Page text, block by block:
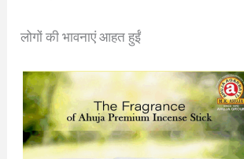
लोगों की भावनाएं आहत हुईं